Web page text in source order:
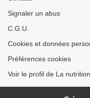
Signaler un abus
C.G.U.
Cookies et données
Préférences cookies
Voir le profil de La